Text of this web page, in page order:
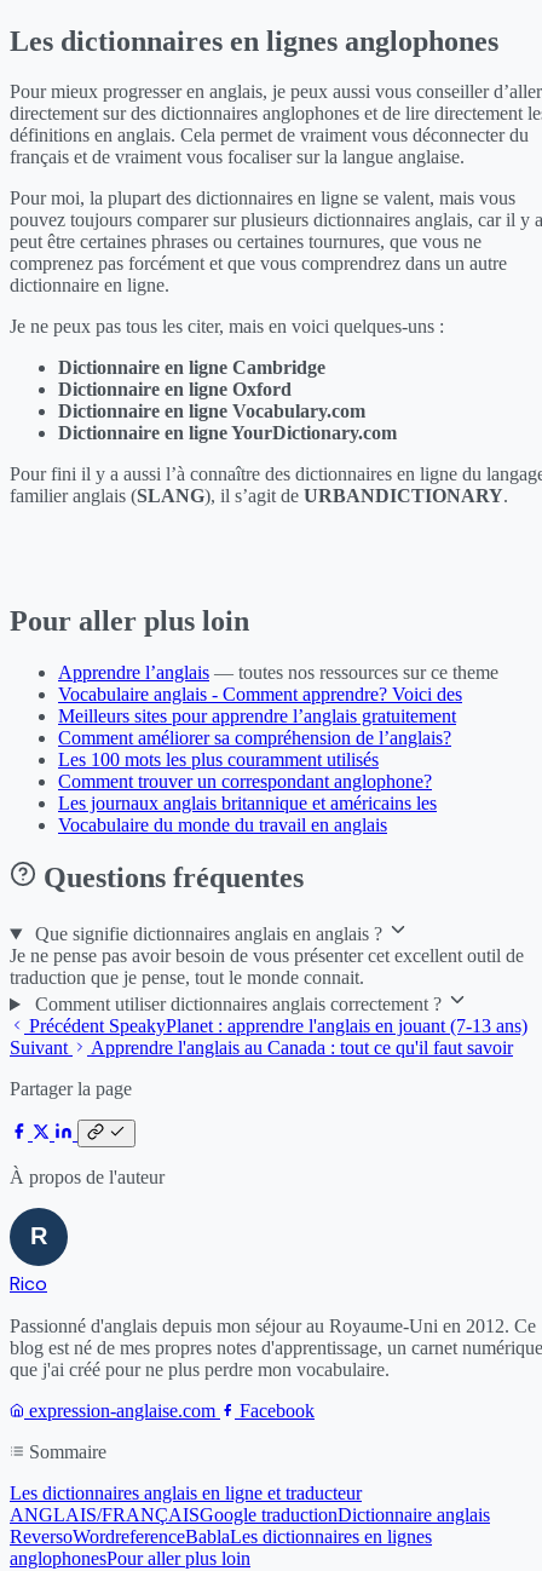
Les dictionnaires en lignes anglophones
Pour mieux progresser en anglais, je peux aussi vous conseiller d’aller
directement sur des dictionnaires anglophones et de lire directement
définitions en anglais. Cela permet de vraiment vous déconnecter du
français et de vraiment vous focaliser sur la langue anglaise.
Pour moi, la plupart des dictionnaires en ligne se valent, mais vous
pouvez toujours comparer sur plusieurs dictionnaires anglais, car il y a
peut être certaines phrases ou certaines tournures, que vous ne
comprenez pas forcément et que vous comprendrez dans un autre
dictionnaire en ligne.
Je ne peux pas tous les citer, mais en voici quelques-uns :
Dictionnaire en ligne Cambridge
Dictionnaire en ligne Oxford
Dictionnaire en ligne Vocabulary.com
Dictionnaire en ligne YourDictionary.com
Pour fini il y a aussi l’à connaître des dictionnaires en ligne du
familier anglais (SLANG), il s’agit de URBANDICTIONARY.
Pour aller plus loin
Apprendre l’anglais — toutes nos ressources sur ce theme
Vocabulaire anglais - Comment apprendre? Voici des
Meilleurs sites pour apprendre l’anglais gratuitement
Comment améliorer sa compréhension de l’anglais?
Les 100 mots les plus couramment utilisés
Comment trouver un correspondant anglophone?
Les journaux anglais britannique et américains les
Vocabulaire du monde du travail en anglais
Questions fréquentes
Que signifie dictionnaires anglais en anglais ?
Je ne pense pas avoir besoin de vous présenter cet excellent outil de
traduction que je pense, tout le monde connait.
Comment utiliser dictionnaires anglais correctement ?
Précédent SpeakyPlanet : apprendre l'anglais en jouant (7-13 ans)
Suivant
Apprendre l'anglais au Canada : tout ce qu'il faut savoir
Partager la page
À propos de l'auteur
Rico
Passionné d'anglais depuis mon séjour au Royaume-Uni en 2012. Ce
blog est né de mes propres notes d'apprentissage, un carnet numérique
que j'ai créé pour ne plus perdre mon vocabulaire.
expression-anglaise.com
Facebook
Sommaire
Les dictionnaires anglais en ligne et traducteur
ANGLAIS/FRANÇAISGoogle traductionDictionnaire anglais
ReversoWordreferenceBablaLes dictionnaires en lignes
anglophonesPour aller plus loin